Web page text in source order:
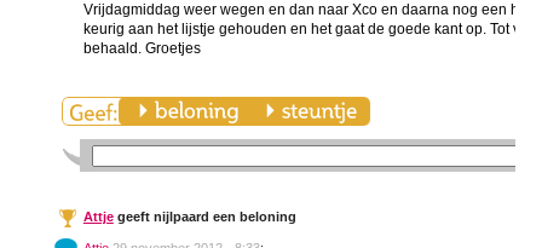
Vrijdagmiddag weer wegen en dan naar Xco en daarna nog een
keurig aan het lijstje gehouden en het gaat de goede kant op. Tot
behaald. Groetjes
Attjegeeft nijlpaard een beloning